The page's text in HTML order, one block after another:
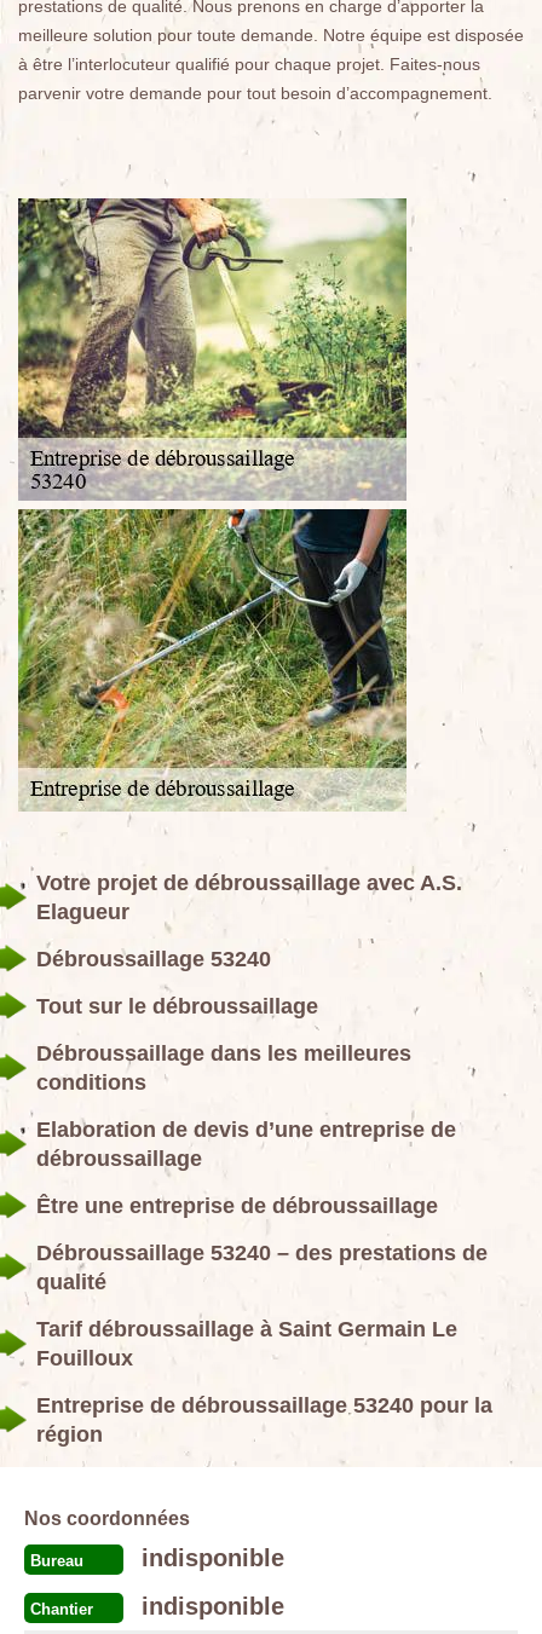
prestations de qualité. Nous prenons en charge d’apporter la
meilleure solution pour toute demande. Notre équipe est disposée
à être l’interlocuteur qualifié pour chaque projet. Faites-nous
parvenir votre demande pour tout besoin d’accompagnement.
Votre projet de débroussaillage avec A.S.
Elagueur
Débroussaillage 53240
Tout sur le débroussaillage
Débroussaillage dans les meilleures
conditions
Elaboration de devis d’une entreprise de
débroussaillage
Être une entreprise de débroussaillage
Débroussaillage 53240 – des prestations de
qualité
Tarif débroussaillage à Saint Germain Le
Fouilloux
Entreprise de débroussaillage 53240 pour la
région
Nos coordonnées
Bureau indisponible
Chantier indisponible